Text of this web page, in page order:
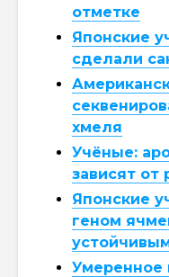
отметке
Японские
сделали
хмеля
Учёные:
зависят от
Японские
геном
Умеренное